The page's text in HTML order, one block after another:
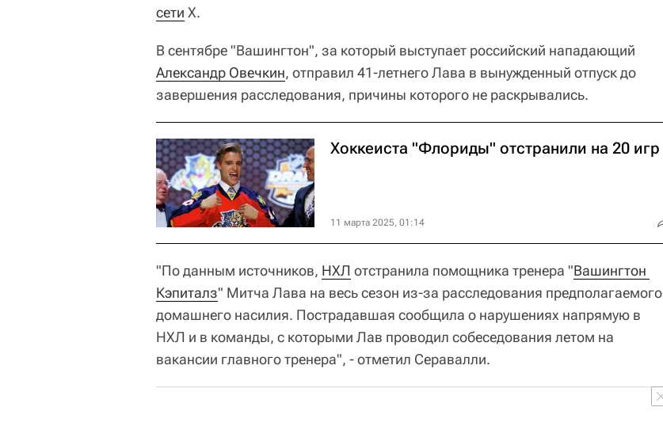
сети X.
В сентябре "Вашингтон", за который выступает российский нападающий
Александр Овечкин, отправил 41-летнего Лава в вынужденный отпуск до
завершения расследования, причины которого не раскрывались.
Хоккеиста "Флориды" отстранили на 20 игр
11 марта 2025, 01:14
"По данным источников, НХЛ отстранила помощника тренера "Вашингтон
Кэпиталз" Митча Лава на весь сезон из-за расследования предполагаемого
домашнего насилия. Пострадавшая сообщила о нарушениях напрямую в
НХЛ и в команды, с которыми Лав проводил собеседования летом на
вакансии главного тренера", - отметил Серавалли.